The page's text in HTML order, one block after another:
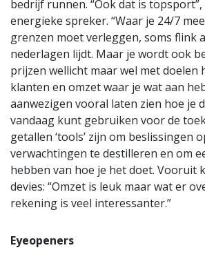
bedrijf runnen. “Ook dat is topsport”,
energieke spreker. “Waar je 24/7
grenzen moet verleggen, soms flink
nederlagen lijdt. Maar je wordt ook
prijzen wellicht maar wel met doelen
klanten en omzet waar je wat aan
aanwezigen vooral laten zien hoe je
vandaag kunt gebruiken voor de
getallen ‘tools’ zijn om beslissingen
verwachtingen te destilleren en om
hebben van hoe je het doet. Vooruit
devies: “Omzet is leuk maar wat er
rekening is veel interessanter.”
Eyeopeners